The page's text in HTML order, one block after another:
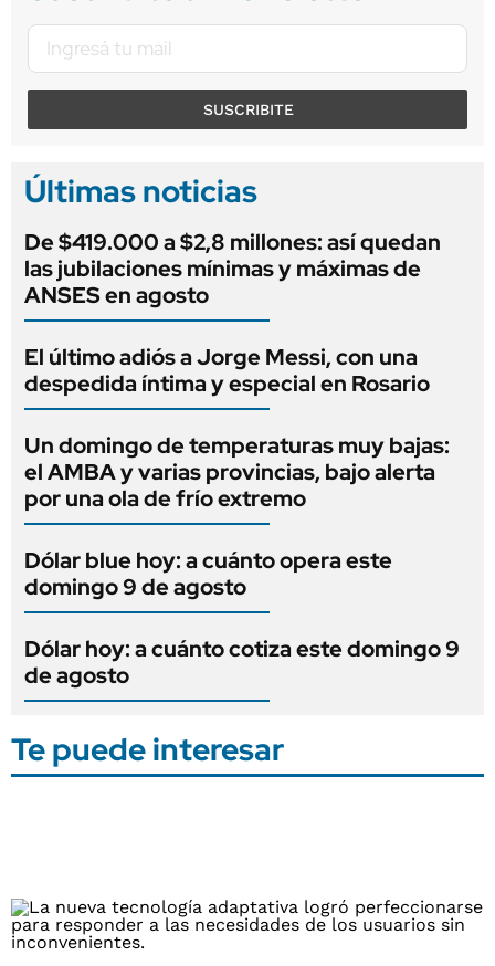
SUSCRIBITE
Últimas noticias
De $419.000 a $2,8 millones: así quedan
las jubilaciones mínimas y máximas de
ANSES en agosto
El último adiós a Jorge Messi, con una
despedida íntima y especial en Rosario
Un domingo de temperaturas muy bajas:
el AMBA y varias provincias, bajo alerta
por una ola de frío extremo
Dólar blue hoy: a cuánto opera este
domingo 9 de agosto
Dólar hoy: a cuánto cotiza este domingo 9
de agosto
Te puede interesar